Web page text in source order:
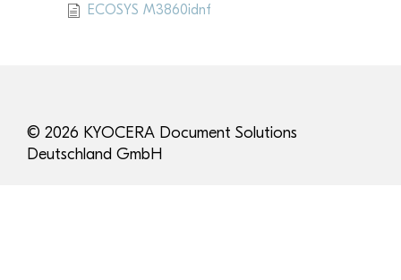
ECOSYS M3860idnf
© 2026 KYOCERA Document Solutions
Deutschland GmbH